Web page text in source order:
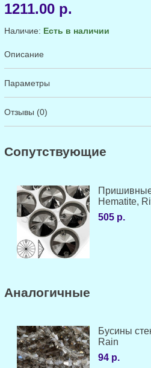
1211.00 р.
Наличие: Есть в наличии
Описание
Параметры
Отзывы (0)
Cопутствующие
Hematite,
505 р.
Аналогичные
Бусины
Rain
94 р.